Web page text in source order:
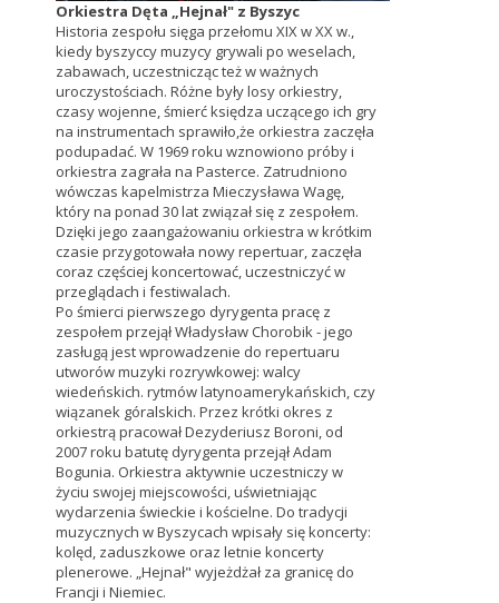
Orkiestra Dęta „Hejnał" z Byszyc
Historia zespołu sięga przełomu XIX w XX w.,
kiedy byszyccy muzycy grywali po weselach,
zabawach, uczestnicząc też w ważnych
uroczystościach. Różne były losy orkiestry,
czasy wojenne, śmierć księdza uczącego ich gry
na instrumentach sprawiło,że orkiestra zaczęła
podupadać. W 1969 roku wznowiono próby i
orkiestra zagrała na Pasterce. Zatrudniono
wówczas kapelmistrza Mieczysława Wagę,
który na ponad 30 lat związał się z zespołem.
Dzięki jego zaangażowaniu orkiestra w krótkim
czasie przygotowała nowy repertuar, zaczęła
coraz częściej koncertować, uczestniczyć w
przeglądach i festiwalach.
Po śmierci pierwszego dyrygenta pracę z
zespołem przejął Władysław Chorobik - jego
zasługą jest wprowadzenie do repertuaru
utworów muzyki rozrywkowej: walcy
wiedeńskich. rytmów latynoamerykańskich, czy
wiązanek góralskich. Przez krótki okres z
orkiestrą pracował Dezyderiusz Boroni, od
2007 roku batutę dyrygenta przejął Adam
Bogunia. Orkiestra aktywnie uczestniczy w
życiu swojej miejscowości, uświetniając
wydarzenia świeckie i kościelne. Do tradycji
muzycznych w Byszycach wpisały się koncerty:
kolęd, zaduszkowe oraz letnie koncerty
plenerowe. „Hejnał" wyjeżdżał za granicę do
Francji i Niemiec.